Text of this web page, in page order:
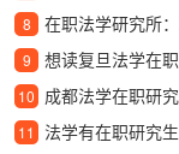
8 在职法学研究所
9 想读复旦法学在职
10 成都法学在职研究
11 法学有在职研究生吗